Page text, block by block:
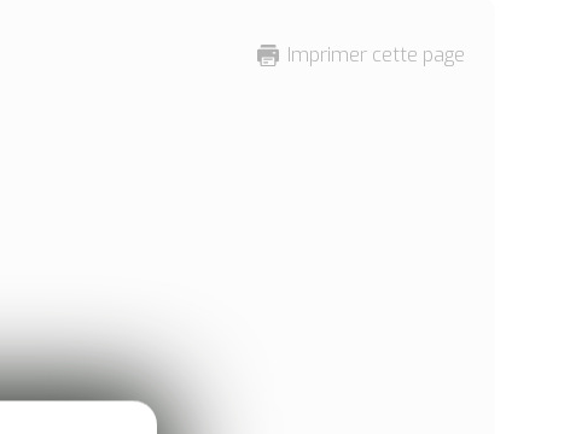
Imprimer cette page